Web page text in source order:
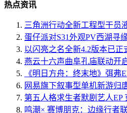
热点资讯
三角洲行动全新工程型干员
蛋仔派对S31外观PV西湖寻
以闪亮之名全新4.2版本已
燕云十六声曲阜孔庙联动开
《明日方舟：终末地》弭弗
网易旗下叙事型单机新游归
第五人格求生者默剧艺人EP
鸣潮× 赛博朋克：边缘行者